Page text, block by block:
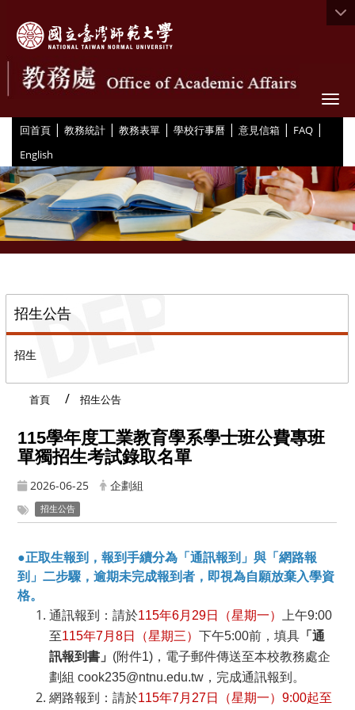
回首頁 | 教務統計 | 教務表單 | 學校行事曆 | 意見信箱 | FAQ |
English
招生公告
招生
首頁 招生公告
115學年度工業教育學系學士班公費專班
單獨招生考試錄取名單
2026-06-25 企劃組
招生公告
●正取生報到，報到手續分為「通訊報到」與「網路報
到」二步驟，逾期未完成報到者，即視為自願放棄入學資
格。
通訊報到：請於115年6月29日（星期一） 上午9:00
至115年7月8日（星期三） 下午5:00前，填具 「通
訊報到書」 (附件1)， 電子郵件傳送至本校教務處企
劃組 cook235@ntnu.edu.tw ，完成通訊報到。
網路報到： 請於115年7月27日（星期一）9:00起至